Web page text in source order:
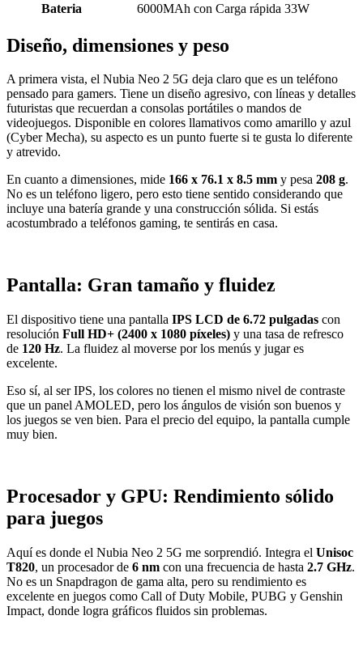
Bateria 6000MAh con Carga rápida 33W
Diseño, dimensiones y peso
A primera vista, el Nubia Neo 2 5G deja claro que es un teléfono
pensado para gamers. Tiene un diseño agresivo, con líneas y detalles
futuristas que recuerdan a consolas portátiles o mandos de
videojuegos. Disponible en colores llamativos como amarillo y azul
(Cyber Mecha), su aspecto es un punto fuerte si te gusta lo diferente
y atrevido.
En cuanto a dimensiones, mide 166 x 76.1 x 8.5 mm y pesa 208 g.
No es un teléfono ligero, pero esto tiene sentido considerando que
incluye una batería grande y una construcción sólida. Si estás
acostumbrado a teléfonos gaming, te sentirás en casa.
Pantalla: Gran tamaño y fluidez
El dispositivo tiene una pantalla IPS LCD de 6.72 pulgadas con
resolución Full HD+ (2400 x 1080 píxeles) y una tasa de refresco
de 120 Hz. La fluidez al moverse por los menús y jugar es
excelente.
Eso sí, al ser IPS, los colores no tienen el mismo nivel de contraste
que un panel AMOLED, pero los ángulos de visión son buenos y
los juegos se ven bien. Para el precio del equipo, la pantalla cumple
muy bien.
Procesador y GPU: Rendimiento sólido
para juegos
Aquí es donde el Nubia Neo 2 5G me sorprendió. Integra el Unisoc
T820, un procesador de 6 nm con una frecuencia de hasta 2.7 GHz.
No es un Snapdragon de gama alta, pero su rendimiento es
excelente en juegos como Call of Duty Mobile, PUBG y Genshin
Impact, donde logra gráficos fluidos sin problemas.